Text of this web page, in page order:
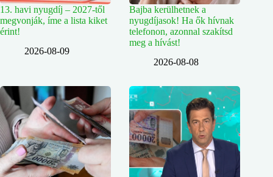
13. havi nyugdíj – 2027-től
megvonják, íme a lista kiket
érint!
2026-08-09
Bajba kerülhetnek a
nyugdíjasok! Ha ők hívnak
telefonon, azonnal szakítsd
meg a hívást!
2026-08-08